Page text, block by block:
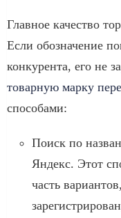
Главное качество
Если обозначение
конкурента, его не
товарную марку
способами:
Поиск по
Яндекс. Этот
часть